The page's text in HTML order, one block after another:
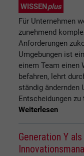
WISSENplus
Für Unternehmen
zunehmend
Anforderungen
Umgebungen ist
einem Team einen
befahren, lehrt
ständig ändernden
Entscheidungen
Weiterlesen
Generation Y